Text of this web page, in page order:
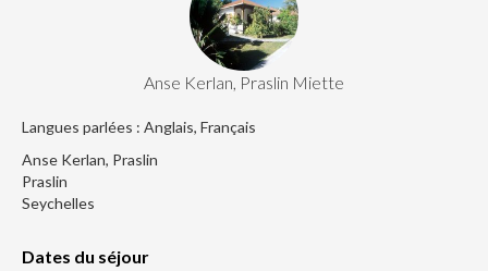
Anse Kerlan, Praslin Miette
Langues parlées : Anglais, Français
Anse Kerlan, Praslin
Praslin
Seychelles
Dates du séjour